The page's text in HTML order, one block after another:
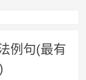
例句(最有